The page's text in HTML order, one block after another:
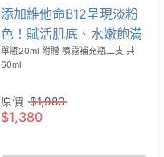
添加維他命B12呈現淡粉
色！賦活肌底、水嫩飽滿
單瓶20ml 附贈 噴霧補充瓶二支 共
60ml
原價 $1,980
$1,380